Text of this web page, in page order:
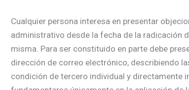
Cualquier persona interesa en presentar
administrativo desde la fecha de la radicación
misma. Para ser constituido en parte debe
dirección de correo electrónico, describiendo
condición de tercero individual y directamente